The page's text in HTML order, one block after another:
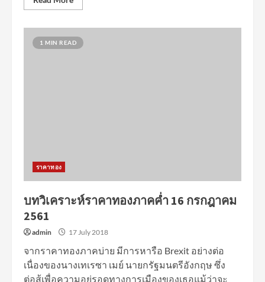
1 MIN READ
ราคาทอง
บทวิเคราะห์ราคาทองภาคค่ำ 16 กรกฎาคม
2561
admin 17 July 2018
จากราคาทองภาคบ่าย มีการหารือ Brexit อย่างต่อ
เนื่องของนางเทเรซา เมย์ นายกรัฐมนตรีอังกฤษ ซึ่ง
ต่อสู้เพื่อความอยู่รอดทางการเมืองของเธอแม้ว่าจะ